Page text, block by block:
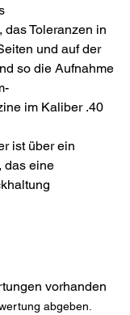
das Toleranzen in
und auf der
so die Aufnahme
im Kaliber .40
ist über ein
das eine
vorhanden
abgeben.